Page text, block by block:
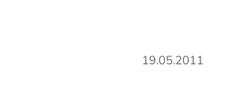
19.05.2011